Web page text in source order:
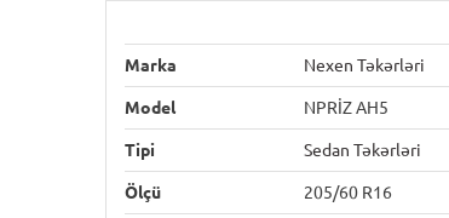
Marka Nexen Təkərləri
Model NPRİZ AH5
Tipi Sedan Təkərləri
Ölçü 205/60 R16